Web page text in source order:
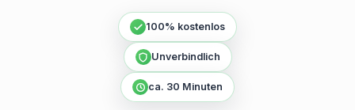
100% kostenlos
Unverbindlich
ca. 30 Minuten